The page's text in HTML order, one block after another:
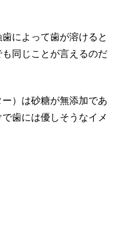
によって歯が溶けると
同じことが言えるのだ
）は砂糖が無添加であ
歯には優しそうなイメ